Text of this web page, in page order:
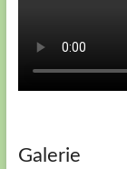
Galerie